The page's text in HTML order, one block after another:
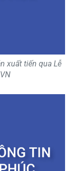
xuất tiến qua Lễ